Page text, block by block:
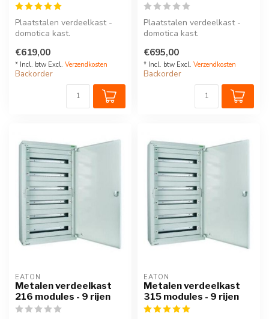
Plaatstalen verdeelkast -
domotica kast.
modules,...
€619,00
* Incl. btw Excl. Verzendkosten
Backorder
Plaatstalen verdeelkast -
domotica kast.
modules,...
€695,00
* Incl. btw Excl. Verzendkosten
Backorder
EATON
Metalen verdeelkast
216 modules - 9 rijen
EATON
Metalen verdeelkast
315 modules - 9 rijen